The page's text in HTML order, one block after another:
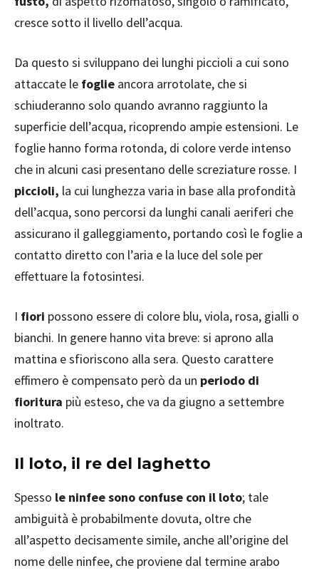
cresce sotto il livello dell’acqua.
Da questo si sviluppano dei lunghi piccioli a cui sono
attaccate le foglie ancora arrotolate, che si
schiuderanno solo quando avranno raggiunto la
superficie dell’acqua, ricoprendo ampie estensioni. Le
foglie hanno forma rotonda, di colore verde intenso
che in alcuni casi presentano delle screziature rosse. I
piccioli, la cui lunghezza varia in base alla profondità
dell’acqua, sono percorsi da lunghi canali aeriferi che
assicurano il galleggiamento, portando così le foglie a
contatto diretto con l’aria e la luce del sole per
effettuare la fotosintesi.
I fiori possono essere di colore blu, viola, rosa, gialli o
bianchi. In genere hanno vita breve: si aprono alla
mattina e sfioriscono alla sera. Questo carattere
effimero è compensato però da un periodo di
fioritura più esteso, che va da giugno a settembre
inoltrato.
Il loto, il re del laghetto
Spesso le ninfee sono confuse con il loto; tale
ambiguità è probabilmente dovuta, oltre che
all’aspetto decisamente simile, anche all’origine del
nome delle ninfee, che proviene dal termine arabo